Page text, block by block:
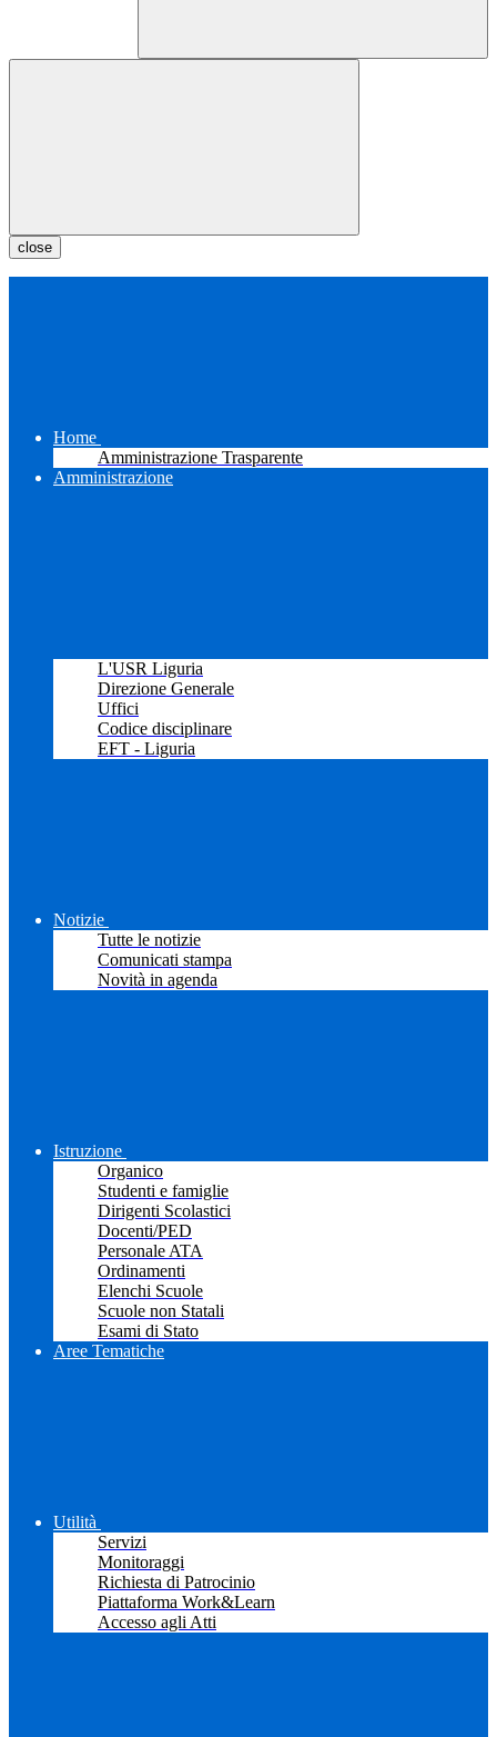
close
Home
Amministrazione Trasparente
Amministrazione
L'USR Liguria
Direzione Generale
Uffici
Codice disciplinare
EFT - Liguria
Notizie
Tutte le notizie
Comunicati stampa
Novità in agenda
Istruzione
Organico
Studenti e famiglie
Dirigenti Scolastici
Docenti/PED
Personale ATA
Ordinamenti
Elenchi Scuole
Scuole non Statali
Esami di Stato
Aree Tematiche
Utilità
Servizi
Monitoraggi
Richiesta di Patrocinio
Piattaforma Work&Learn
Accesso agli Atti